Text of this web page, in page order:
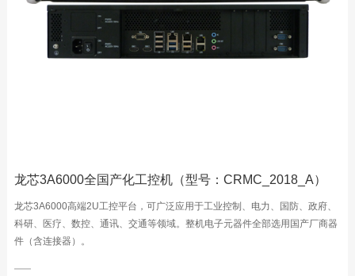
龙芯3A6000全国产化工控机（型号：CRMC_2018_A）
龙芯3A6000高端2U工控平台，可广泛应用于工业控制、电力、国防、政府、
科研、医疗、数控、通讯、交通等领域。整机电子元器件全部选用国产厂商器
件（含连接器）。